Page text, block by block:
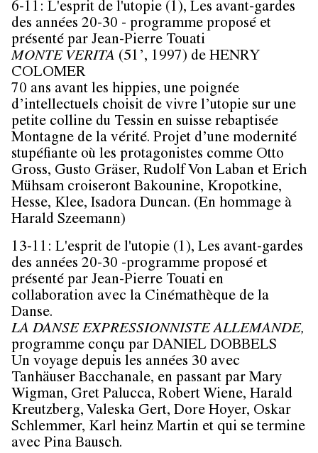
6-11: L'esprit de l'utopie (1), Les avant-gardes
des années 20-30 - programme proposé et
présenté par Jean-Pierre Touati
MONTE VERITA (51’, 1997) de HENRY
COLOMER
70 ans avant les hippies, une poignée
d’intellectuels choisit de vivre l’utopie sur une
petite colline du Tessin en suisse rebaptisée
Montagne de la vérité. Projet d’une modernité
stupéfiante où les protagonistes comme Otto
Gross, Gusto Gräser, Rudolf Von Laban et Erich
Mühsam croiseront Bakounine, Kropotkine,
Hesse, Klee, Isadora Duncan. (En hommage à
Harald Szeemann)
13-11: L'esprit de l'utopie (1), Les avant-gardes
des années 20-30 -programme proposé et
présenté par Jean-Pierre Touati en
collaboration avec la Cinémathèque de la
Danse.
LA DANSE EXPRESSIONNISTE ALLEMANDE,
programme conçu par DANIEL DOBBELS
Un voyage depuis les années 30 avec
Tanhäuser Bacchanale, en passant par Mary
Wigman, Gret Palucca, Robert Wiene, Harald
Kreutzberg, Valeska Gert, Dore Hoyer, Oskar
Schlemmer, Karl heinz Martin et qui se termine
avec Pina Bausch.